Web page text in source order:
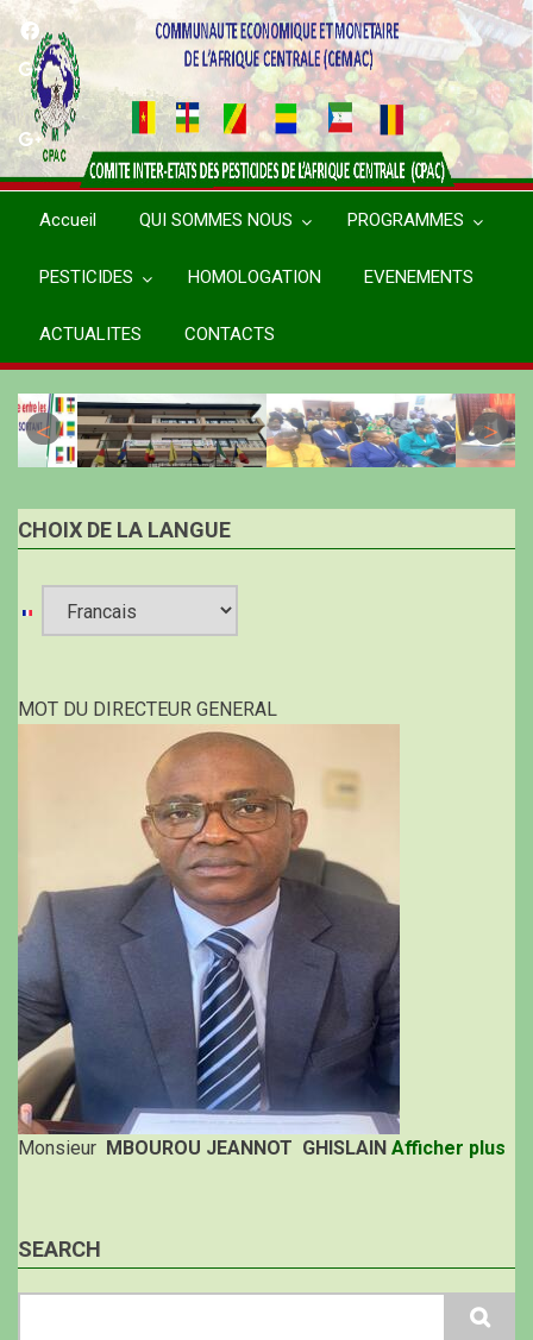
Aller
contenu
principal
Accueil QUI SOMMES NOUS PROGRAMMES
PESTICIDES HOMOLOGATION EVENEMENTS
ACTUALITES CONTACTS
CHOIX DE LA LANGUE
language
MOT DU DIRECTEUR GENERAL
Monsieur MBOUROU JEANNOT GHISLAIN Afficher plus
SEARCH